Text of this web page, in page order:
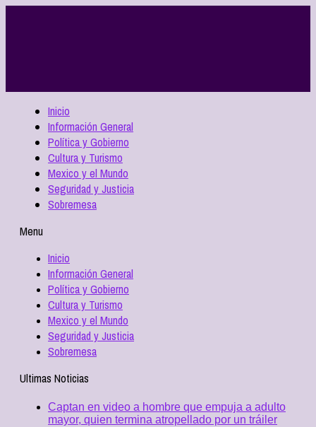
Inicio
Información General
Política y Gobierno
Cultura y Turismo
Mexico y el Mundo
Seguridad y Justicia
Sobremesa
Menu
Inicio
Información General
Política y Gobierno
Cultura y Turismo
Mexico y el Mundo
Seguridad y Justicia
Sobremesa
Ultimas Noticias
Captan en video a hombre que empuja a adulto
mayor, quien termina atropellado por un tráiler